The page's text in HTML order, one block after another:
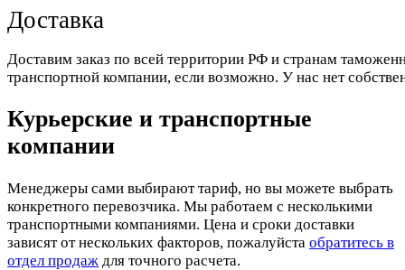
Доставка
Доставим заказ по всей территории РФ и странам
транспортной компании, если возможно. У нас нет
Курьерские и транспортные
компании
Менеджеры сами выбирают тариф, но вы можете выбрать
конкретного перевозчика. Мы работаем с несколькими
транспортными компаниями. Цена и сроки доставки
зависят от нескольких факторов, пожалуйста обратитесь в
отдел продаж для точного расчета.